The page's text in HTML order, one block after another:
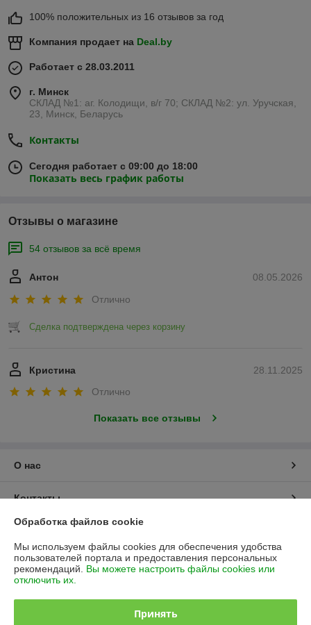
100% положительных из 16 отзывов за год
Компания продает на Deal.by
Работает с 28.03.2011
г. Минск
СКЛАД №1: аг. Колодищи, в/г 70; СКЛАД №2: ул. Уручская,
23, Минск, Беларусь
Контакты
Сегодня работает с 09:00 до 18:00
Показать весь график работы
Отзывы о магазине
54 отзывов за всё время
08.05.2026
Антон
Отлично
Сделка подтверждена через корзину
28.11.2025
Кристина
Отлично
Показать все отзывы
О нас
Контакты
Доставка и оплата
График работы
Обработка файлов cookie
Мы используем файлы cookies для обеспечения удобства
пользователей портала и предоставления персональных
рекомендаций. Вы можете настроить файлы cookies или
отключить их.
Принять